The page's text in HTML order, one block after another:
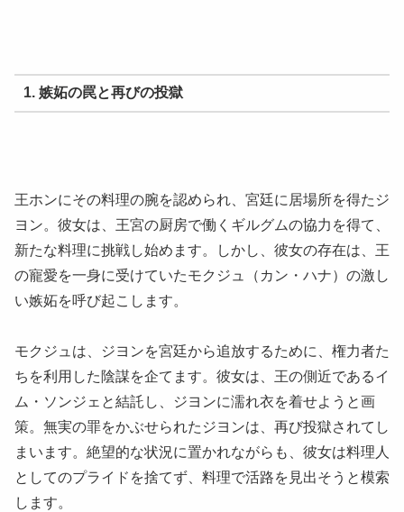
1. 嫉妬の罠と再びの投獄
王ホンにその料理の腕を認められ、宮廷に居場所を得たジ
ヨン。彼女は、王宮の厨房で働くギルグムの協力を得て、
新たな料理に挑戦し始めます。しかし、彼女の存在は、王
の寵愛を一身に受けていたモクジュ（カン・ハナ）の激し
い嫉妬を呼び起こします。
モクジュは、ジヨンを宮廷から追放するために、権力者た
ちを利用した陰謀を企てます。彼女は、王の側近であるイ
ム・ソンジェと結託し、ジヨンに濡れ衣を着せようと画
策。無実の罪をかぶせられたジヨンは、再び投獄されてし
まいます。絶望的な状況に置かれながらも、彼女は料理人
としてのプライドを捨てず、料理で活路を見出そうと模索
します。